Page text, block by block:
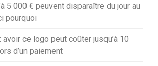
5 000 € peuvent disparaître du jour au
pourquoi
avoir ce logo peut coûter jusqu’à 10
d’un paiement